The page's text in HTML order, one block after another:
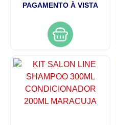
PAGAMENTO À VISTA